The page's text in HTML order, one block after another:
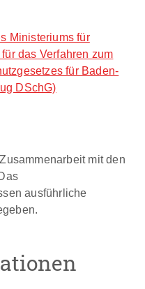
Ministeriums für
das Verfahren zum
für Baden-
DSchG)
mit den
ausführliche